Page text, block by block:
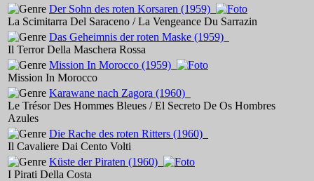
Der Sohn des roten Korsaren (1959)
La Scimitarra Del Saraceno / La Vengeance Du Sarrazin
Das Geheimnis der roten Maske (1959)
Il Terror Della Maschera Rossa
Mission In Morocco (1959)
Mission In Morocco
Karawane nach Zagora (1960)
Le Trésor Des Hommes Bleues / El Secreto De Os Hombres
Azules
Die Rache des roten Ritters (1960)
Il Cavaliere Dai Cento Volti
Küste der Piraten (1960)
I Pirati Della Costa